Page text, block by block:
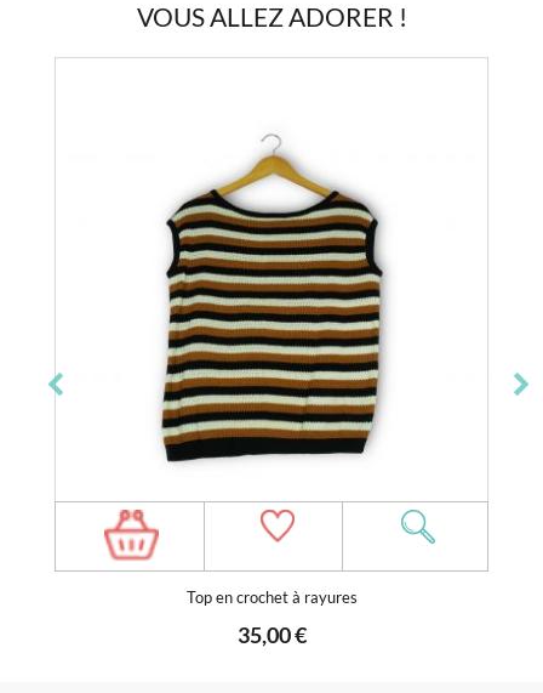
VOUS ALLEZ ADORER !
Top en crochet à rayures
35,00 €